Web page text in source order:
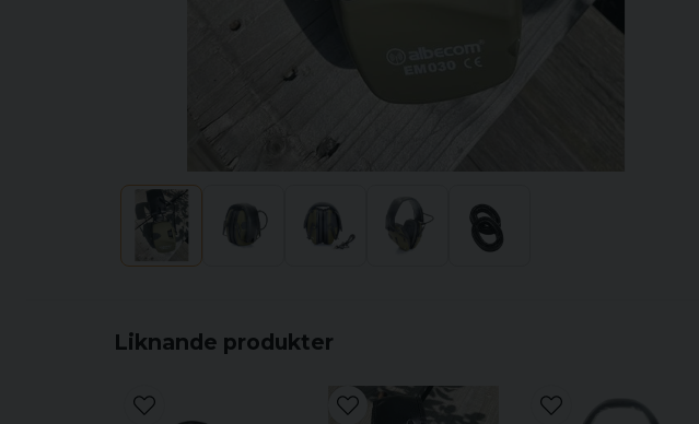
Liknande produkter